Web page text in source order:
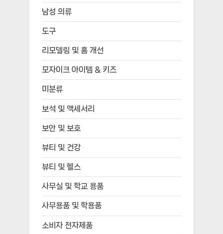
남성 의류
도구
리모델링 및 홈 개선
모자이크 아이템 & 키즈
미분류
보석 및 액세서리
보안 및 보호
뷰티 및 건강
뷰티 및 헬스
사무실 및 학교 용품
사무용품 및 학용품
소비자 전자제품